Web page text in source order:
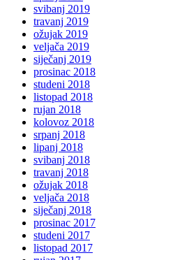
svibanj 2019
travanj 2019
ožujak 2019
veljača 2019
siječanj 2019
prosinac 2018
studeni 2018
listopad 2018
rujan 2018
kolovoz 2018
srpanj 2018
lipanj 2018
svibanj 2018
travanj 2018
ožujak 2018
veljača 2018
siječanj 2018
prosinac 2017
studeni 2017
listopad 2017